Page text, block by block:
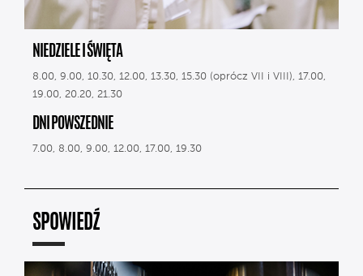
NIEDZIELE I ŚWIĘTA
8.00, 9.00, 10.30, 12.00, 13.30, 15.30 (oprócz VII i VIII), 17.00,
19.00, 20.20, 21.30
DNI POWSZEDNIE
7.00, 8.00, 9.00, 12.00, 17.00, 19.30
SPOWIEDŹ